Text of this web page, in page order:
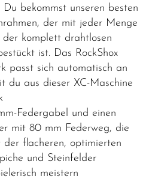
bekommst unseren besten
der mit jeder Menge
komplett drahtlosen
ist. Das RockShox
passt sich automatisch an
du aus dieser XC-Maschine
Federgabel und einen
mit 80 mm Federweg, die
flacheren, optimierten
und Steinfelder
meistern